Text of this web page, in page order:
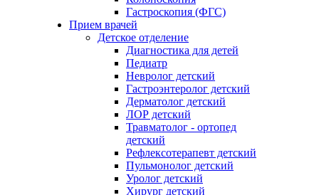
Гастроскопия (ФГС)
Прием врачей
Детское отделение
Диагностика для детей
Педиатр
Невролог детский
Гастроэнтеролог детский
Дерматолог детский
ЛОР детский
Травматолог - ортопед
детский
Рефлексотерапевт детский
Пульмонолог детский
Уролог детский
Хирург детский